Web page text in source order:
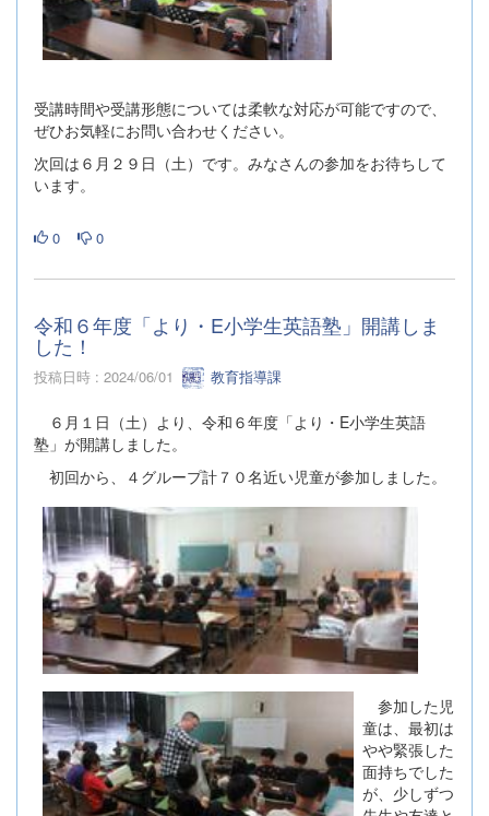
受講時間や受講形態については柔軟な対応が可能ですので、
ぜひお気軽にお問い合わせください。
次回は６月２９日（土）です。みなさんの参加をお待ちして
います。
0 0
令和６年度「より・E小学生英語塾」開講しま
した！
投稿日時 : 2024/06/01 教育指導課
６月１日（土）より、令和６年度「より・E小学生英語
塾」が開講しました。
初回から、４グループ計７０名近い児童が参加しました。
参加した児
童は、最初は
やや緊張した
面持ちでした
が、少しずつ